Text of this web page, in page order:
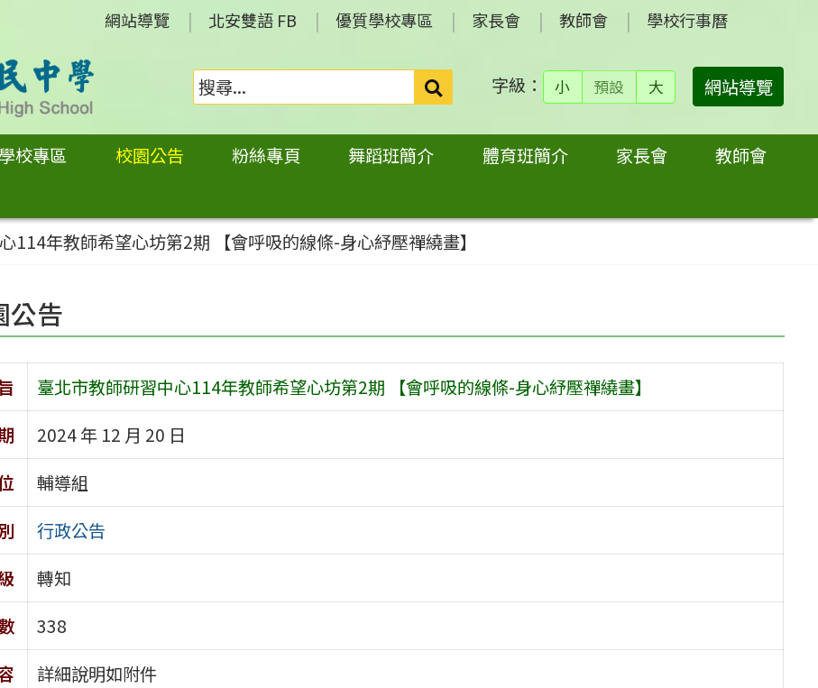
網站導覽 北安雙語 FB 優質學校專區 家長會 教師會 學校行事曆
搜
尋：
字級： 小 預設 大 網站導覽
校專區 校園公告 粉絲專頁 舞蹈班簡介 體育班簡介 家長會
教師會
114年教師希望心坊第2期 【會呼吸的線條-身心紓壓禪繞畫】
公告
臺北市教師研習中心114年教師希望心坊第2期 【會呼吸的線條-身心紓壓禪繞畫】
2024 年 12 月 20 日
輔導組
行政公告
轉知
338
詳細說明如附件